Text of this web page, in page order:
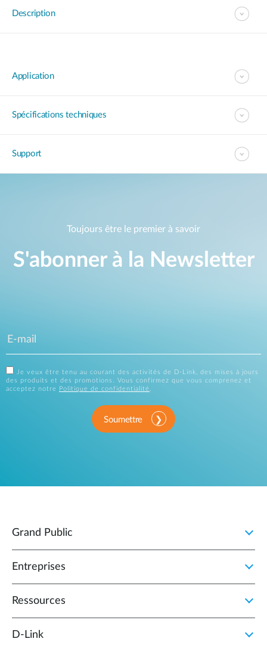
Description
Application
Spécifications techniques
Support
Toujours être le premier à savoir
S'abonner à la Newsletter
Je veux être tenu au courant des activités de D-Link, des mises à jours
des produits et des promotions. Vous confirmez que vous comprenez et
acceptez notre
Politique de confidentialité.
Soumettre
Grand Public
Entreprises
Ressources
D‑Link